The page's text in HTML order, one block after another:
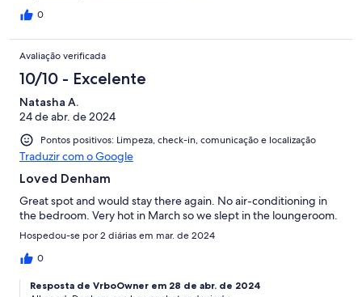
0
Avaliação verificada
10/10 - Excelente
Natasha A.
24 de abr. de 2024
Pontos positivos: Limpeza, check-in, comunicação e localização
Traduzir com o Google
Loved Denham
Great spot and would stay there again. No air-conditioning in
the bedroom. Very hot in March so we slept in the loungeroom.
Hospedou-se por 2 diárias em mar. de 2024
0
Resposta de VrboOwner em 28 de abr. de 2024